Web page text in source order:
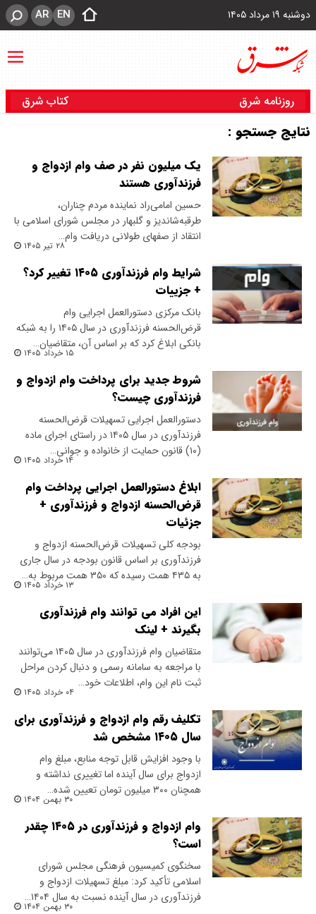
دوشنبه ۱۹ مرداد ۱۴۰۵ EN
AR
روزنامه شرق کتاب شرق
نتایج جستجو :
یک میلیون نفر در صف وام ازدواج و
فرزندآوری هستند
حسین امامی‌راد نماینده مردم چناران،
طرقبه‌شاندیز و گلبهار در مجلس شورای اسلامی با
انتقاد از صفهای طولانی دریافت وام…
۲۸ تیر ۱۴۰۵
شرایط وام فرزندآوری ۱۴۰۵ تغییر کرد؟
+ جزییات
​بانک مرکزی دستورالعمل اجرایی وام
قرض‌الحسنه فرزندآوری در سال ۱۴۰۵ را به شبکه
بانکی ابلاغ کرد که بر اساس آن، متقاضیان…
۱۵ خرداد ۱۴۰۵
شروط جدید برای پرداخت وام ازدواج و
فرزندآوری چیست؟
دستورالعمل اجرایی تسهیلات قرض‌الحسنه
فرزندآوری در سال ۱۴۰۵ در راستای اجرای ماده
(۱۰) قانون حمایت از خانواده و جوانی…
۱۴ خرداد ۱۴۰۵
ابلاغ دستورالعمل اجرایی پرداخت وام
قرض‌الحسنه ازدواج و فرزندآوری +
جزئیات
بودجه کلی تسهیلات قرض‌الحسنه ازدواج و
فرزندآوری بر اساس قانون بودجه در سال جاری
به ۴۳۵ همت رسیده که ۳۵۰ همت مربوط به…
۱۳ خرداد ۱۴۰۵
این افراد می توانند وام فرزندآوری
بگیرند + لینک
متقاضیان وام فرزندآوری در سال ۱۴۰۵ می‌توانند
با مراجعه به سامانه رسمی و دنبال کردن مراحل
ثبت نام این وام، اطلاعات خود…
۰۴ خرداد ۱۴۰۵
تکلیف رقم وام ازدواج و فرزندآوری برای
سال ۱۴۰۵ مشخص شد
با وجود افزایش قابل توجه منابع، مبلغ وام
ازدواج برای سال آینده اما تغییری نداشته و
همچنان ۳۰۰ میلیون تومان تعیین شده…
۳۰ بهمن ۱۴۰۴
وام ازدواج و فرزندآوری در ۱۴۰۵ چقدر
است؟
سخنگوی کمیسیون فرهنگی مجلس شورای
اسلامی تأکید کرد: مبلغ تسهیلات ازدواج و
فرزندآوری در سال آینده نسبت به سال ۱۴۰۴…
۳۰ بهمن ۱۴۰۴